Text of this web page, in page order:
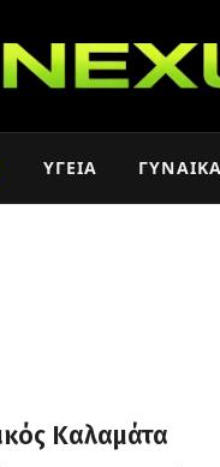
ΥΓΕΊΑ ΓΥΝΑΊΚΑ
Καλαμάτα